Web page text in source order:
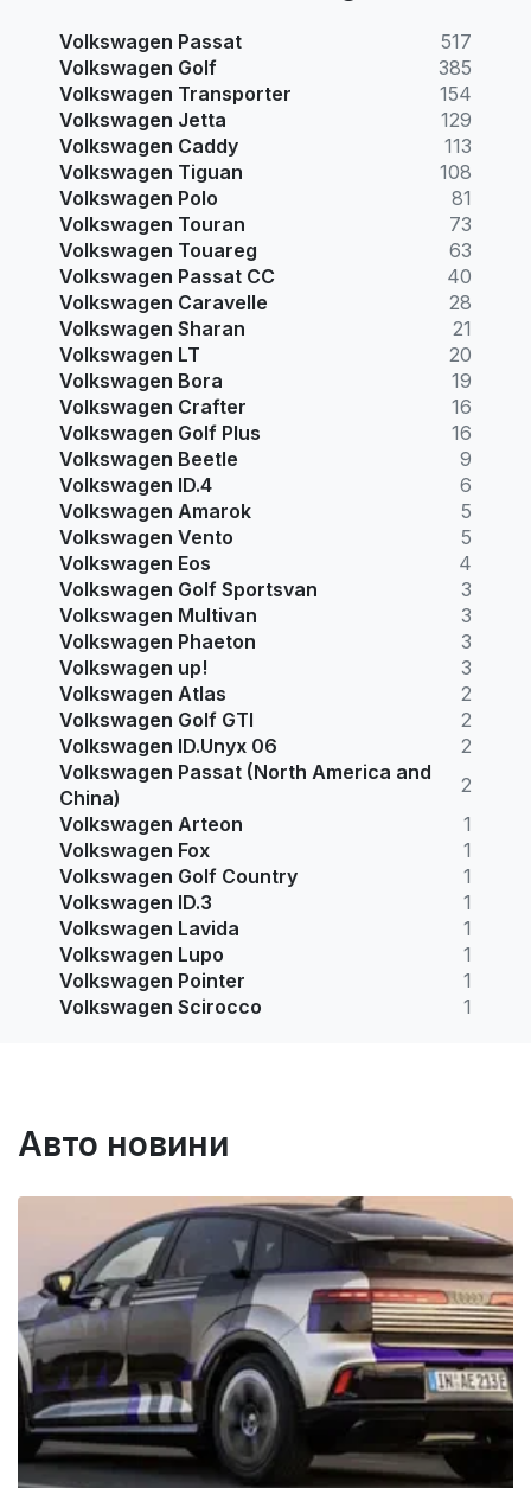
Volkswagen Passat
517
Volkswagen Golf
385
Volkswagen Transporter
154
Volkswagen Jetta
129
Volkswagen Caddy
113
Volkswagen Tiguan
108
Volkswagen Polo
81
Volkswagen Touran
73
Volkswagen Touareg
63
Volkswagen Passat CC
40
Volkswagen Caravelle
28
Volkswagen Sharan
21
Volkswagen LT
20
Volkswagen Bora
19
Volkswagen Crafter
16
Volkswagen Golf Plus
16
Volkswagen Beetle
9
Volkswagen ID.4
6
Volkswagen Amarok
5
Volkswagen Vento
5
Volkswagen Eos
4
Volkswagen Golf Sportsvan
3
Volkswagen Multivan
3
Volkswagen Phaeton
3
Volkswagen up!
3
Volkswagen Atlas
2
Volkswagen Golf GTI
2
Volkswagen ID.Unyx 06
2
Volkswagen Passat (North America and
China)
2
Volkswagen Arteon
1
Volkswagen Fox
1
Volkswagen Golf Country
1
Volkswagen ID.3
1
Volkswagen Lavida
1
Volkswagen Lupo
1
Volkswagen Pointer
1
Volkswagen Scirocco
1
Авто новини